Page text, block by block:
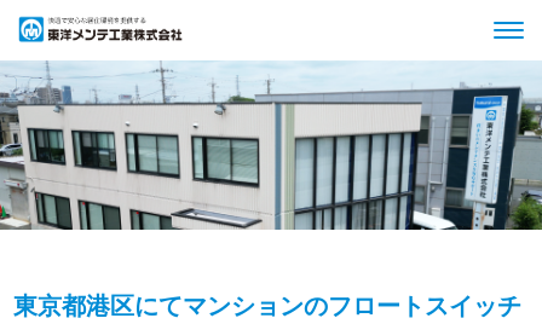
東京都港区にてマンションのフロートスイッチ